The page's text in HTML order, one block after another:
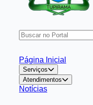
Página Inicial
Serviços
Atendimentos
Notícias